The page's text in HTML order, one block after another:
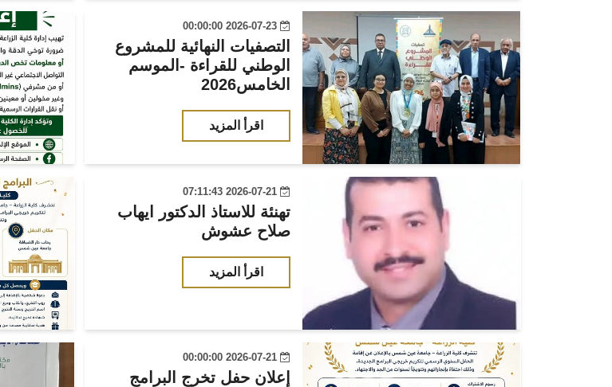
2026-07-23 00:00:00
التصفيات النهائية للمشروع
الوطني للقراءة -الموسم
الخامس2026
اقرأ المزيد
2026-07-21 07:11:43
تهنئة للاستاذ الدكتور ايهاب
صلاح عشوش
اقرأ المزيد
2026-07-21 00:00:00
إعلان حفل تخرج البرامج